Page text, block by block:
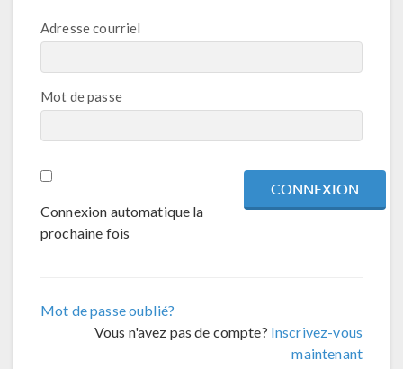
Adresse courriel
Mot de passe
Connexion automatique la
prochaine fois
Mot de passe oublié?
Vous n'avez pas de compte? Inscrivez-vous
maintenant